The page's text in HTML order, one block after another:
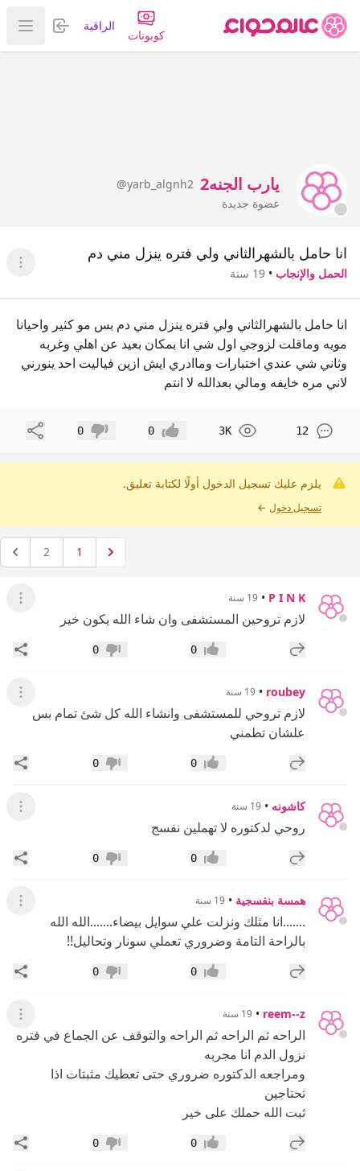
كوبونات
الراقية تسجيل
عرض
يارب الجنه2
@yarb_algnh2
عضوة جديدة
انا حامل بالشهرالثاني ولي فتره ينزل مني دم
الحمل والإنجاب • 19 سنة عرض
انا حامل بالشهرالثاني ولي فتره ينزل مني دم بس مو كثير واحيانا
مويه وماقلت لزوجي اول شي انا بمكان بعيد عن اهلي وغربه
وثاني شي عندي اختبارات وماادري ايش ازين فياليت احد ينورني
لاني مره خايفه ومالي بعدالله لا انتم
12
3K إعجاب 0 عدم إعجاب
0 مشاركة
يلزم عليك تسجيل الدخول أولًا لكتابة تعليق.
تسجيل دخول ←
1
2
P I N K
• 19 سنة عرض
لازم تروحين المستشفى وان شاء الله يكون خير
إضافة رد جديد إعجاب0 عدم إعجاب
0
roubey
• 19 سنة عرض
لازم تروحي للمستشفى وانشاء الله كل شئ تمام بس
علشان تطمني
إضافة رد جديد إعجاب0 عدم إعجاب
0
كاشونه • 19 سنة عرض
روحي لدكتوره لا تهملين نفسج
إضافة رد جديد إعجاب0 عدم إعجاب
0
همسة بنفسجية • 19 سنة عرض
.......انا مثلك ونزلت علي سوايل بيضاء.......الله الله
بالراحة التامة وضروري تعملي سونار وتحاليل!!
إضافة رد جديد إعجاب0 عدم إعجاب
0
reem--z
• 19 سنة عرض
الراحه ثم الراحه ثم الراحه والتوقف عن الجماع في فتره
نزول الدم انا مجربه
ومراجعه الدكتوره ضروري حتى تعطيك مثبتات اذا
تحتاجين
ثبت الله حملك على خير
إضافة رد جديد إعجاب0 عدم إعجاب
0